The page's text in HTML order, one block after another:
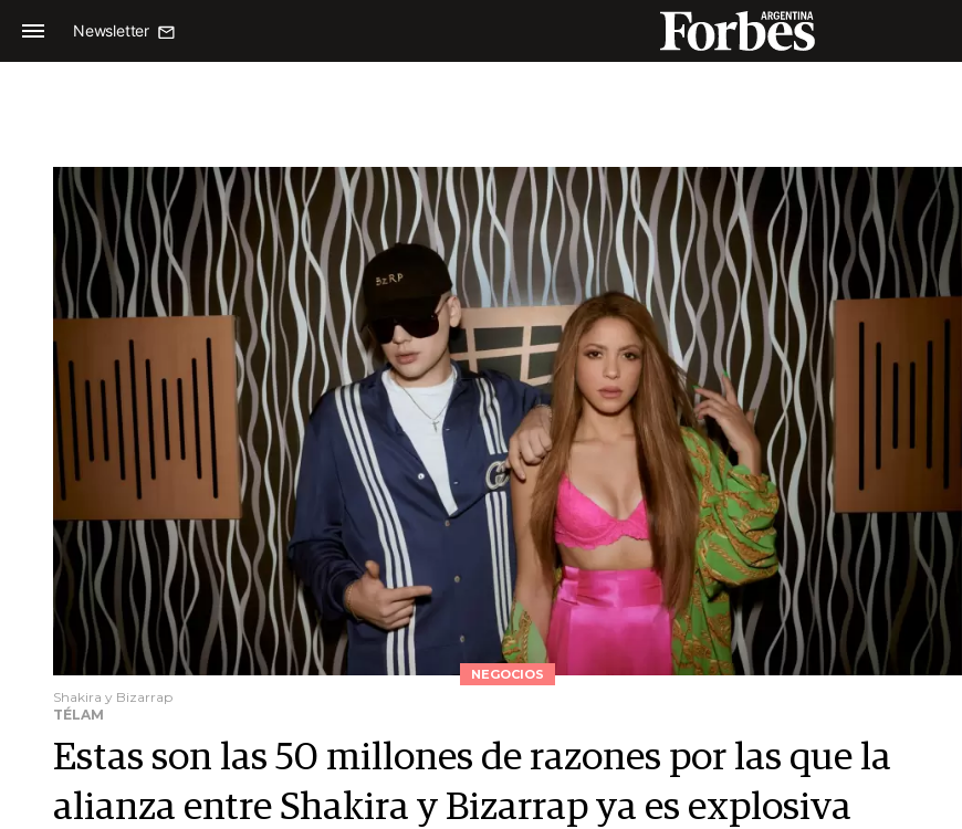
Newsletter
NEGOCIOS
Shakira y Bizarrap
TÉLAM
Estas son las 50 millones de razones por las que la
alianza entre Shakira y Bizarrap ya es explosiva